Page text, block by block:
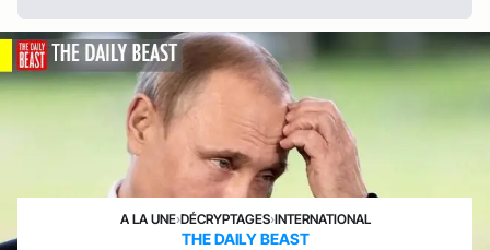
A LA UNE›DÉCRYPTAGES›INTERNATIONAL
THE DAILY BEAST